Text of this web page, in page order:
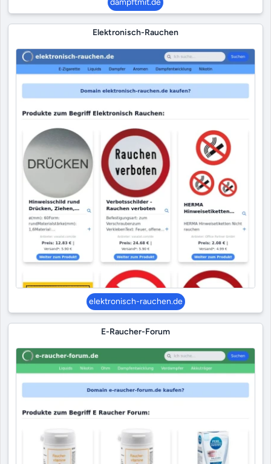
dampftmit.de
Elektronisch-Rauchen
elektronisch-rauchen.de
E-Raucher-Forum